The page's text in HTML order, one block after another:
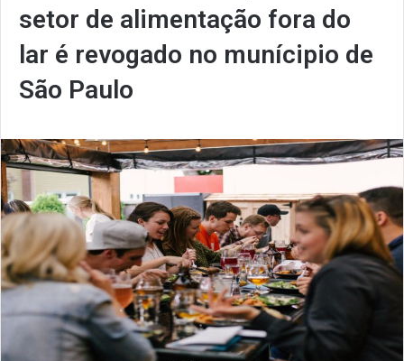
setor de alimentação fora do
lar é revogado no munícipio de
São Paulo